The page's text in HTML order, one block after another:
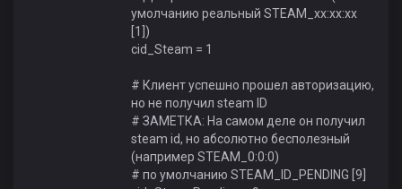
умолчанию реальный STEAM_xx:xx:xx
[1])
cid_Steam = 1
# Клиент успешно прошел авторизацию,
но не получил steam ID
# ЗАМЕТКА: На самом деле он получил
steam id, но абсолютно бесполезный
(например STEAM_0:0:0)
# по умолчанию STEAM_ID_PENDING [9]